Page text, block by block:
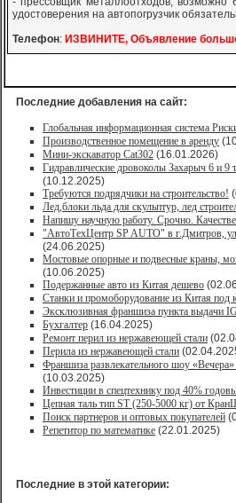
удостоверения на автопогрузчик
Телефон: ИЗВИНИТЕ, Объявление
Последние добавления на сайт:
Глобальная информационная система
Производственное помещение в аренду
Мини-экскаватор Cat302 (16.01.2026)
Гидравлические дровоколы Захарыч 6 и 9
(10.12.2025)
Требуются подрядчики на строительство!
Лед,блоки льда для скульптур, лед
Напишу научную работу. Срочно.
"АвтоТехЦентр SP AUTO" в г.Дмитров,
(24.06.2025)
Мостовые опорные и подвесные краны,
(10.06.2025)
Подержанные авто из Китая дешево
Станки и промоборудование из Китая под
Эксклюзивная франшиза пункта выдачи
Бухгалтер (16.04.2025)
Ремонт перил из нержавеющей стали
Перила из нержавеющей стали
Франшиза развлекательного шоу
(10.03.2025)
Инвестиции в спецтехнику под 40%
Цепная таль тип ST (250-5000 кг) от
Поиск партнеров и оптовых покупателей
Репетитор по математике (22.01.2025)
Последние в этой категории: